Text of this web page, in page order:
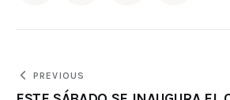
PREVIOUS